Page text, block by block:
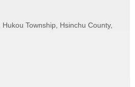
Township, Hsinchu County,